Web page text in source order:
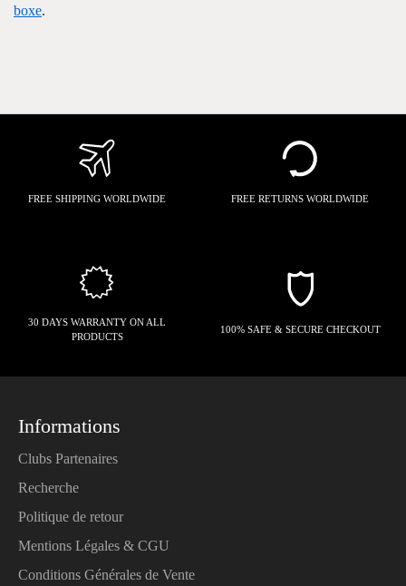
boxe.
FREE SHIPPING WORLDWIDE FREE RETURNS WORLDWIDE
30 DAYS WARRANTY ON ALL
PRODUCTS
100% SAFE & SECURE CHECKOUT
Informations
Clubs Partenaires
Recherche
Politique de retour
Mentions Légales & CGU
Conditions Générales de Vente